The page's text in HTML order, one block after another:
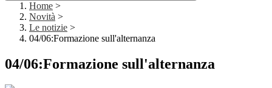
Home >
Novità >
Le notizie >
04/06:Formazione sull'alternanza
04/06:Formazione sull'alternanza